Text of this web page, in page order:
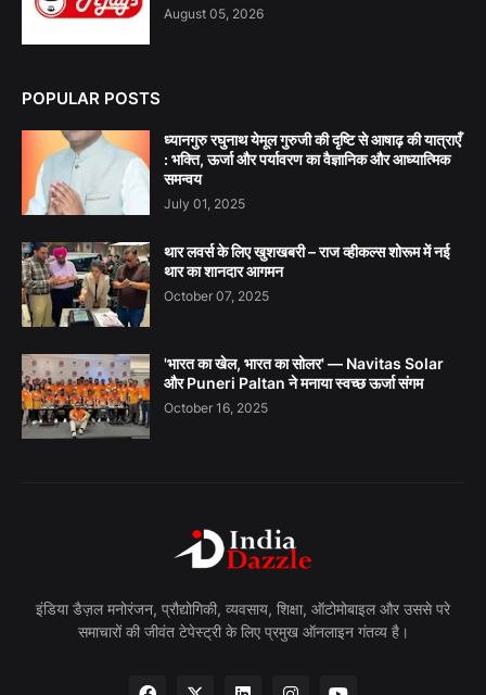
August 05, 2026
POPULAR POSTS
ध्यानगुरु रघुनाथ येमूल गुरुजी की दृष्टि से आषाढ़ की यात्राएँ
: भक्ति, ऊर्जा और पर्यावरण का वैज्ञानिक और आध्यात्मिक
समन्वय
July 01, 2025
थार लवर्स के लिए खुशखबरी – राज व्हीकल्स शोरूम में नई
थार का शानदार आगमन
October 07, 2025
'भारत का खेल, भारत का सोलर' — Navitas Solar
और Puneri Paltan ने मनाया स्वच्छ ऊर्जा संगम
October 16, 2025
इंडिया डैज़ल मनोरंजन, प्रौद्योगिकी, व्यवसाय, शिक्षा, ऑटोमोबाइल और उससे परे
समाचारों की जीवंत टेपेस्ट्री के लिए प्रमुख ऑनलाइन गंतव्य है।